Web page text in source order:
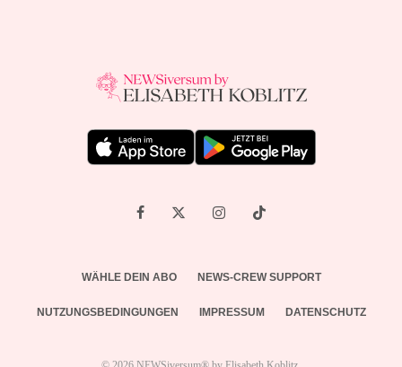
WÄHLE DEIN ABO NEWS-CREW SUPPORT
NUTZUNGSBEDINGUNGEN IMPRESSUM DATENSCHUTZ